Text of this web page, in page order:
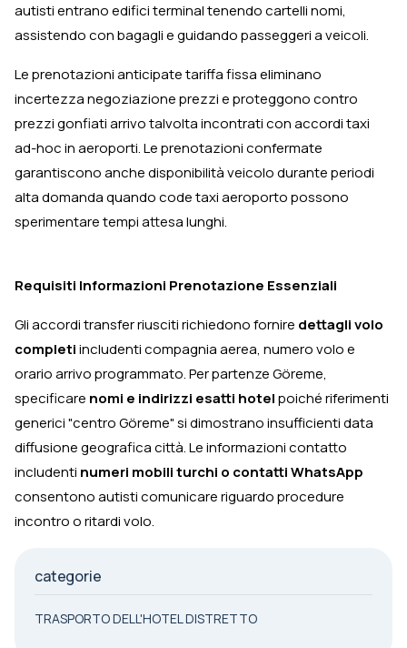
autisti entrano edifici terminal tenendo cartelli nomi,
assistendo con bagagli e guidando passeggeri a veicoli.
Le prenotazioni anticipate tariffa fissa eliminano
incertezza negoziazione prezzi e proteggono contro
prezzi gonfiati arrivo talvolta incontrati con accordi taxi
ad-hoc in aeroporti. Le prenotazioni confermate
garantiscono anche disponibilità veicolo durante periodi
alta domanda quando code taxi aeroporto possono
sperimentare tempi attesa lunghi.
Requisiti Informazioni Prenotazione Essenziali
Gli accordi transfer riusciti richiedono fornire dettagli volo
completiincludenti compagnia aerea, numero volo e
orario arrivo programmato. Per partenze Göreme,
specificare nomi e indirizzi esatti hotelpoiché riferimenti
generici "centro Göreme" si dimostrano insufficienti data
diffusione geografica città. Le informazioni contatto
includenti numeri mobili turchi o contatti WhatsApp
consentono autisti comunicare riguardo procedure
incontro o ritardi volo.
categorie
TRASPORTO DELL'HOTEL DISTRETTO